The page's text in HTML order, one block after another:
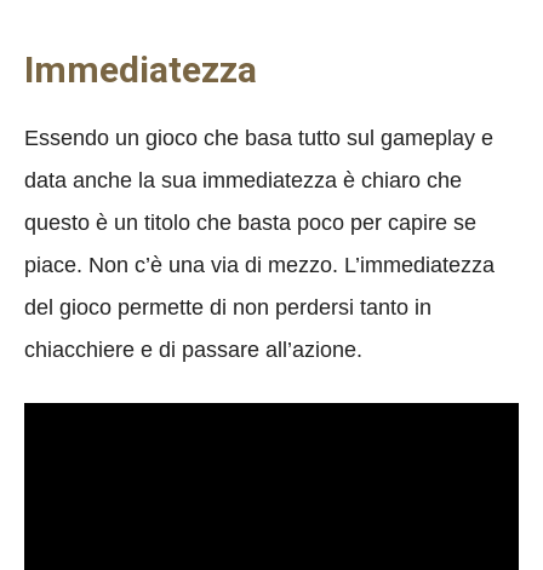
Immediatezza
Essendo un gioco che basa tutto sul gameplay e
data anche la sua immediatezza è chiaro che
questo è un titolo che basta poco per capire se
piace. Non c’è una via di mezzo. L’immediatezza
del gioco permette di non perdersi tanto in
chiacchiere e di passare all’azione.